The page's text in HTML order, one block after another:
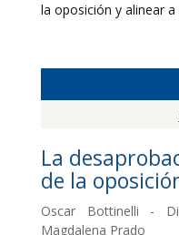
la oposición y alinear
La
de la
Oscar Bottinelli -
Magdalena Prado